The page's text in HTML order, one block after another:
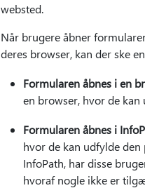
websted.
Når brugere åbner
deres browser, kan der ske
Formularen åbnes i en
en browser, hvor de
Formularen åbnes i
hvor de kan udfylde
InfoPath, har disse
hvoraf nogle ikke er